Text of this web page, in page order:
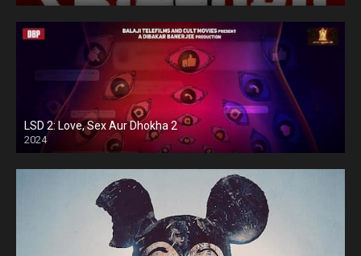
LSD 2: Love, Sex Aur Dhokha 2
2024